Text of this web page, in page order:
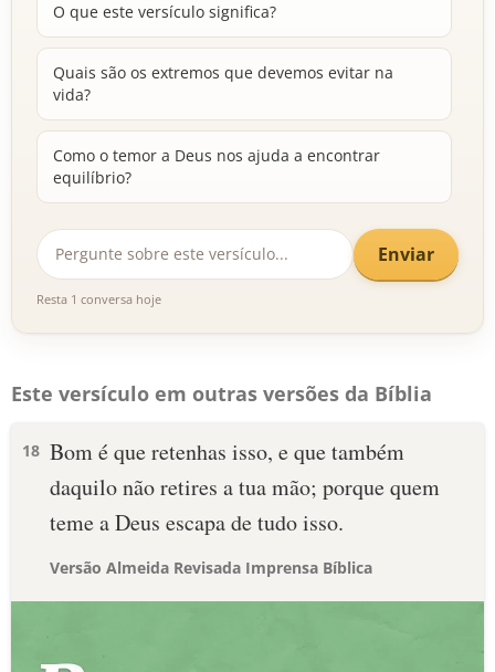
O que este versículo significa?
Quais são os extremos que devemos evitar na
vida?
Como o temor a Deus nos ajuda a encontrar
equilíbrio?
Enviar
Resta 1 conversa hoje
Este versículo em outras versões da Bíblia
18 Bom é que retenhas isso, e que também
daquilo não retires a tua mão; porque quem
teme a Deus escapa de tudo isso.
Versão Almeida Revisada Imprensa Bíblica